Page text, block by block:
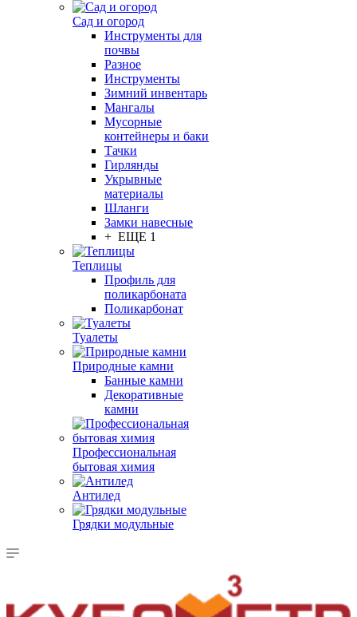
Сад и огород
Инструменты для
почвы
Разное
Инструменты
Зимний инвентарь
Мангалы
Мусорные
контейнеры и баки
Тачки
Гирлянды
Укрывные
материалы
Шланги
Замки навесные
+ ЕЩЕ 1
Теплицы
Профиль для
поликарбоната
Поликарбонат
Туалеты
Природные камни
Банные камни
Декоративные
камни
Профессиональная
бытовая химия
Антилед
Грядки модульные